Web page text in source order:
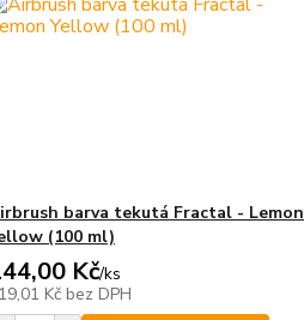
barva tekutá Fractal - Lemon
(100 ml)
Kč/ks
Kč bez DPH